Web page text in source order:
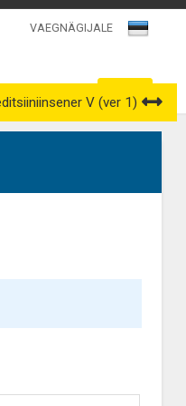
VAEGNÄGIJALE
V (ver 1)